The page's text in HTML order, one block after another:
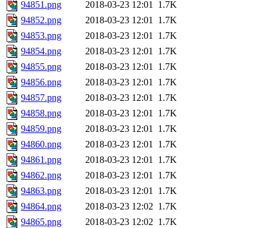
94851.png 2018-03-23 12:01 1.7K
94852.png
2018-03-23 12:01 1.7K
94853.png
2018-03-23 12:01 1.7K
94854.png
2018-03-23 12:01 1.7K
94855.png
2018-03-23 12:01 1.7K
94856.png
2018-03-23 12:01 1.7K
94857.png
2018-03-23 12:01 1.7K
94858.png
2018-03-23 12:01 1.7K
94859.png
2018-03-23 12:01 1.7K
94860.png
2018-03-23 12:01 1.7K
94861.png
2018-03-23 12:01 1.7K
94862.png
2018-03-23 12:01 1.7K
94863.png
2018-03-23 12:01 1.7K
94864.png
2018-03-23 12:02 1.7K
94865.png
2018-03-23 12:02 1.7K